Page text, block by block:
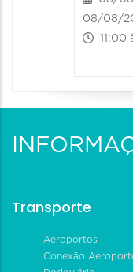
08/08/
11:00
Transporte
Aeroportos
Conexão